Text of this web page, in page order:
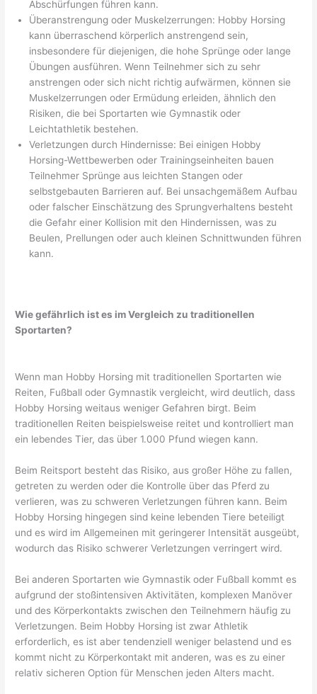
Abschürfungen führen kann.
Überanstrengung oder Muskelzerrungen: Hobby Horsing
kann überraschend körperlich anstrengend sein,
insbesondere für diejenigen, die hohe Sprünge oder lange
Übungen ausführen. Wenn Teilnehmer sich zu sehr
anstrengen oder sich nicht richtig aufwärmen, können sie
Muskelzerrungen oder Ermüdung erleiden, ähnlich den
Risiken, die bei Sportarten wie Gymnastik oder
Leichtathletik bestehen.
Verletzungen durch Hindernisse: Bei einigen Hobby
Horsing-Wettbewerben oder Trainingseinheiten bauen
Teilnehmer Sprünge aus leichten Stangen oder
selbstgebauten Barrieren auf. Bei unsachgemäßem Aufbau
oder falscher Einschätzung des Sprungverhaltens besteht
die Gefahr einer Kollision mit den Hindernissen, was zu
Beulen, Prellungen oder auch kleinen Schnittwunden führen
kann.
Wie gefährlich ist es im Vergleich zu traditionellen
Sportarten?
Wenn man Hobby Horsing mit traditionellen Sportarten wie
Reiten, Fußball oder Gymnastik vergleicht, wird deutlich, dass
Hobby Horsing weitaus weniger Gefahren birgt. Beim
traditionellen Reiten beispielsweise reitet und kontrolliert man
ein lebendes Tier, das über 1.000 Pfund wiegen kann.
Beim Reitsport besteht das Risiko, aus großer Höhe zu fallen,
getreten zu werden oder die Kontrolle über das Pferd zu
verlieren, was zu schweren Verletzungen führen kann. Beim
Hobby Horsing hingegen sind keine lebenden Tiere beteiligt
und es wird im Allgemeinen mit geringerer Intensität ausgeübt,
wodurch das Risiko schwerer Verletzungen verringert wird.
Bei anderen Sportarten wie Gymnastik oder Fußball kommt es
aufgrund der stoßintensiven Aktivitäten, komplexen Manöver
und des Körperkontakts zwischen den Teilnehmern häufig zu
Verletzungen. Beim Hobby Horsing ist zwar Athletik
erforderlich, es ist aber tendenziell weniger belastend und es
kommt nicht zu Körperkontakt mit anderen, was es zu einer
relativ sicheren Option für Menschen jeden Alters macht.